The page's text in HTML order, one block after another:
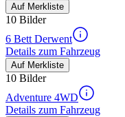
Auf Merkliste
10 Bilder
6 Bett Derwent
Details zum Fahrzeug
Auf Merkliste
10 Bilder
Adventure 4WD
Details zum Fahrzeug